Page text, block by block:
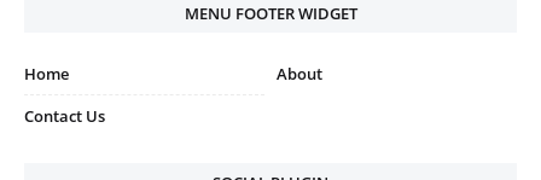
MENU FOOTER WIDGET
Home
About
Contact Us